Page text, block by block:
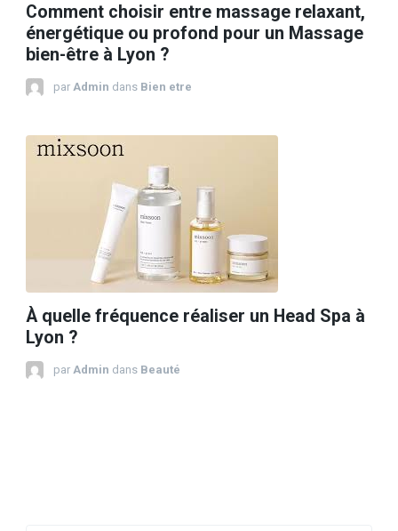
Comment choisir entre massage relaxant,
énergétique ou profond pour un Massage
bien-être à Lyon ?
par Admin dans Bien etre
À quelle fréquence réaliser un Head Spa à
Lyon ?
par Admin dans Beauté